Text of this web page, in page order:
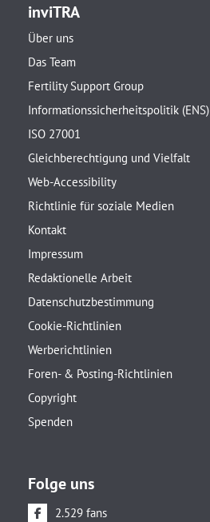
inviTRA
Über uns
Das Team
Fertility Support Group
Informationssicherheitspolitik (ENS)
ISO 27001
Gleichberechtigung und Vielfalt
Web-Accessibility
Richtlinie für soziale Medien
Kontakt
Impressum
Redaktionelle Arbeit
Datenschutzbestimmung
Cookie-Richtlinien
Werberichtlinien
Foren- & Posting-Richtlinien
Copyright
Spenden
Folge uns
2.529 fans